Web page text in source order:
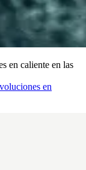
en caliente en las
en